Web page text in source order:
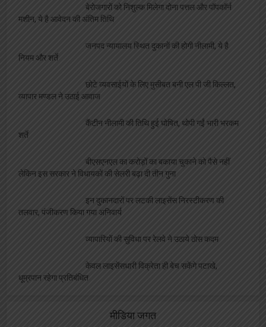
बेरोजगारों को निशुल्क मिलेगा दोना पत्तल और पॉपकॉर्न
मशीन, ये है आवेदन की अंतिम तिथि
जनपद न्यायालय स्थित दुकानों की होगी नीलामी, ये है
नियम और शर्ते
छोटे व्यवसाईयों के लिए मुसीबत बनी एल पी जी किल्लत,
व्यापार मण्डल ने उठाई आवाज
कैंटीन नीलामी की तिथि हुई घोषित, थोपी गईं भारी भरकम
शर्ते
बीएसएनएल का करोड़ों का बकाया चुकाने को पैसे नहीं
लेकिन इस सरकार ने विधायकों की सेलरी बढ़ा दी तीन गुना
इन दुकानदारों पर लटकी लाइसेंस निरस्टीकरण की
तलवार, पंजीकरण किया गया अनिवार्य
व्यापारियों की सुविधा पर रेलवे ने उठाये ठोस कदम
केवल लाइसेंसधारी विक्रेता ही बेच सकेंगे पटाखे,
धूम्रपान रहेगा प्रतिबंधित
मीडिया जगत